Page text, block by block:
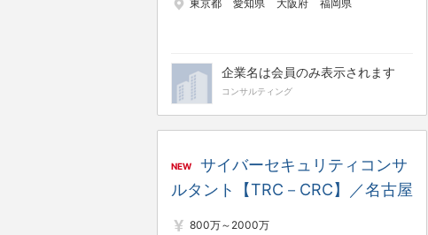
東京都
愛知県 大阪府 福岡県
企業名は会員のみ表示されます
コンサルティング
NEW
サイバーセキュリティコンサ
ルタント【TRC－CRC】／名古屋
800万～2000万